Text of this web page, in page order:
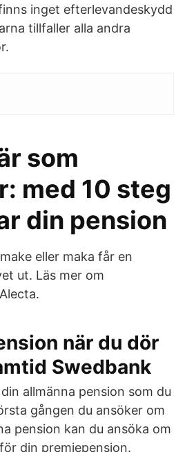
inget efterlevandeskydd
tillfaller alla andra
som
med 10 steg
din pension
eller maka får en
ut. Läs mer om
när du dör
Swedbank
allmänna pension som du
gången du ansöker om
pension kan du ansöka om
din premiepension.